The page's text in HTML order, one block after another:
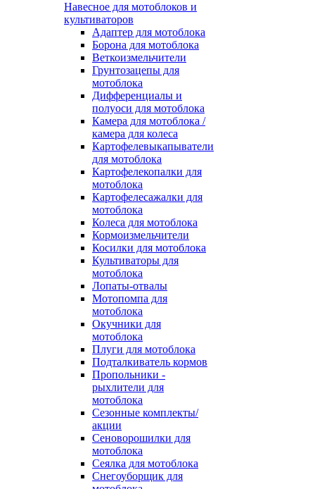
Навесное для мотоблоков и
культиваторов
Адаптер для мотоблока
Борона для мотоблока
Веткоизмельчители
Грунтозацепы для
мотоблока
Дифференциалы и
полуоси для мотоблока
Камера для мотоблока /
камера для колеса
Картофелевыкапыватели
для мотоблока
Картофелекопалки для
мотоблока
Картофелесажалки для
мотоблока
Колеса для мотоблока
Кормоизмельчители
Косилки для мотоблока
Культиваторы для
мотоблока
Лопаты-отвалы
Мотопомпа для
мотоблока
Окучники для
мотоблока
Плуги для мотоблока
Подталкиватель кормов
Пропольники -
рыхлители для
мотоблока
Сезонные комплекты/
акции
Сеноворошилки для
мотоблока
Сеялка для мотоблока
Снегоуборщик для